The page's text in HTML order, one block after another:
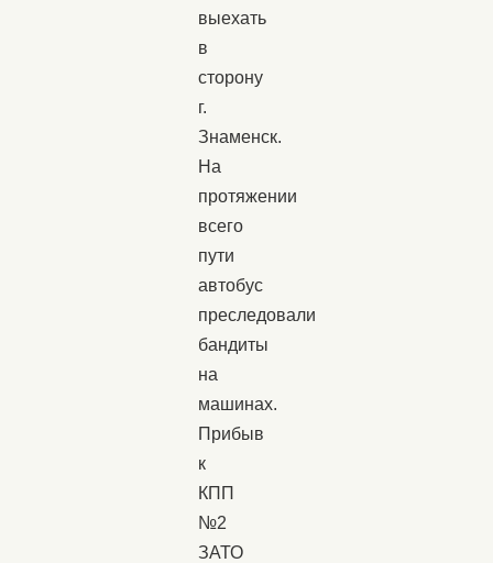
выехать
в
сторону
г.
Знаменск.
На
протяжении
всего
пути
автобус
преследовали
бандиты
на
машинах.
Прибыв
к
КПП
№2
ЗАТО